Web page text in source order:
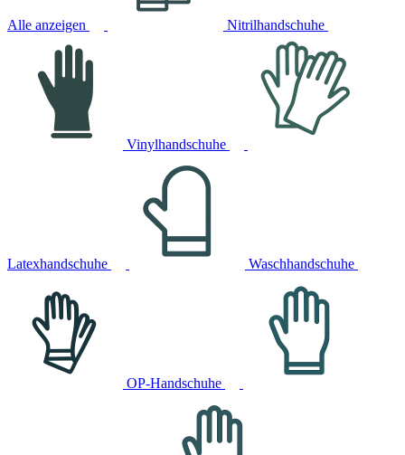
Alle anzeigen Nitrilhandschuhe
Vinylhandschuhe
Latexhandschuhe Waschhandschuhe
OP-Handschuhe